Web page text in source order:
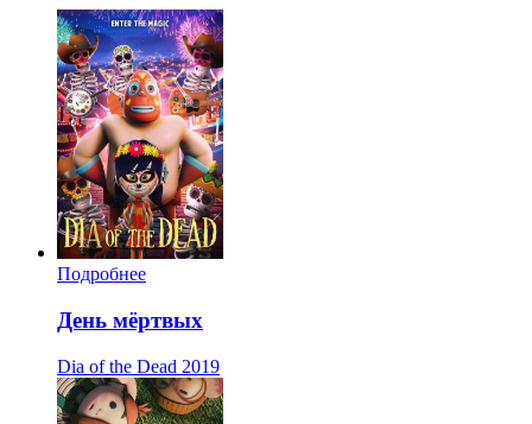
Подробнее
День мёртвых
Dia of the Dead 2019